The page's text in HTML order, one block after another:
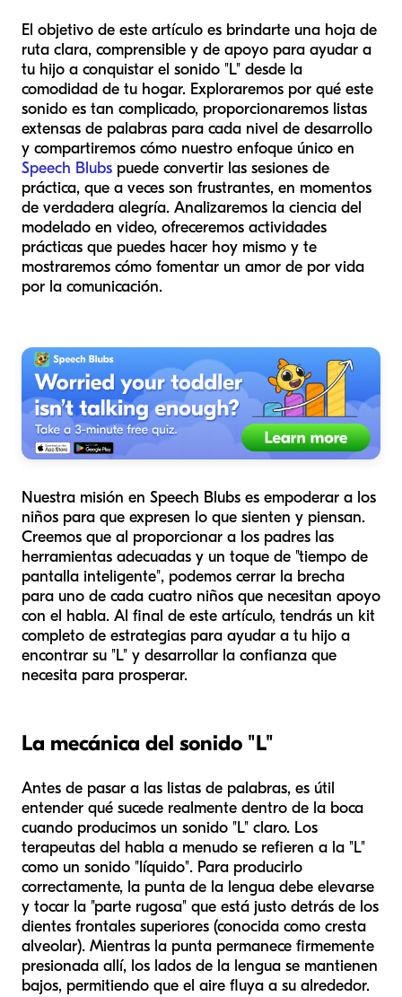
El objetivo de este artículo es brindarte una hoja de
ruta clara, comprensible y de apoyo para ayudar a
tu hijo a conquistar el sonido "L" desde la
comodidad de tu hogar. Exploraremos por qué este
sonido es tan complicado, proporcionaremos listas
extensas de palabras para cada nivel de desarrollo
y compartiremos cómo nuestro enfoque único en
Speech Blubs puede convertir las sesiones de
práctica, que a veces son frustrantes, en momentos
de verdadera alegría. Analizaremos la ciencia del
modelado en video, ofreceremos actividades
prácticas que puedes hacer hoy mismo y te
mostraremos cómo fomentar un amor de por vida
por la comunicación.
Nuestra misión en Speech Blubs es empoderar a los
niños para que expresen lo que sienten y piensan.
Creemos que al proporcionar a los padres las
herramientas adecuadas y un toque de "tiempo de
pantalla inteligente", podemos cerrar la brecha
para uno de cada cuatro niños que necesitan apoyo
con el habla. Al final de este artículo, tendrás un kit
completo de estrategias para ayudar a tu hijo a
encontrar su "L" y desarrollar la confianza que
necesita para prosperar.
La mecánica del sonido "L"
Antes de pasar a las listas de palabras, es útil
entender qué sucede realmente dentro de la boca
cuando producimos un sonido "L" claro. Los
terapeutas del habla a menudo se refieren a la "L"
como un sonido "líquido". Para producirlo
correctamente, la punta de la lengua debe elevarse
y tocar la "parte rugosa" que está justo detrás de los
dientes frontales superiores (conocida como cresta
alveolar). Mientras la punta permanece firmemente
presionada allí, los lados de la lengua se mantienen
bajos, permitiendo que el aire fluya a su alrededor.